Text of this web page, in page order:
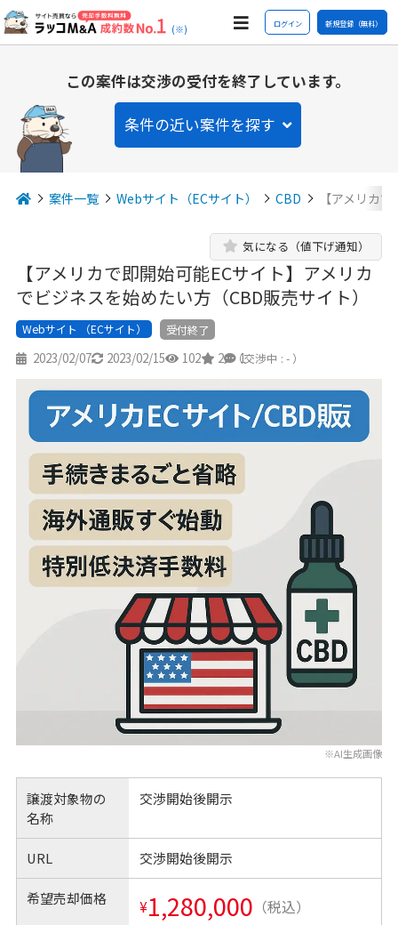
(※) ログイン 新規登録（無料）
この案件は交渉の受付を終了しています。
条件の近い案件を探す
案件一覧 Webサイト（ECサイト） CBD 【アメリカ
【アメリカで即開始可能ECサイト】アメリカ
でビジネスを始めたい方（CBD販売サイト）
気になる（値下げ通知）
Webサイト （ECサイト） 受付終了
2023/02/07 2023/02/15 102 2 1
（交渉中 : - ）
※AI生成画像
譲渡対象物の
名称
交渉開始後開示
URL 交渉開始後開示
希望売却価格 ¥1,280,000 （税込）